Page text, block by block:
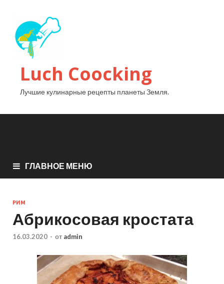
Luch Coocking
Лучшие кулинарные рецепты планеты Земля.
ГЛАВНОЕ МЕНЮ
РИМ
Абрикосовая кростата
16.03.2020 - от admin